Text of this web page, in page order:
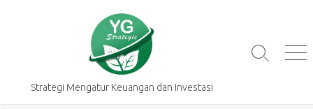
Strategi Mengatur Keuangan dan Investasi
Search